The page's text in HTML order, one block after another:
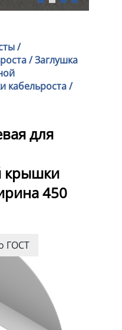
/
/Заглушка
кабельроста /
для
крышки
450
ГОСТ